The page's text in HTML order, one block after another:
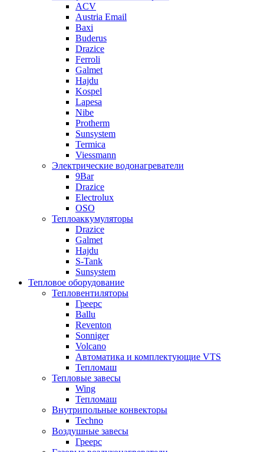
ACV
Austria Email
Baxi
Buderus
Drazice
Ferroli
Galmet
Hajdu
Kospel
Lapesa
Nibe
Protherm
Sunsystem
Termica
Viessmann
Электрические водонагреватели
9Bar
Drazice
Electrolux
OSO
Теплоаккумуляторы
Drazice
Galmet
Hajdu
S-Tank
Sunsystem
Тепловое оборудование
Тепловентиляторы
Греерс
Ballu
Reventon
Sonniger
Volcano
Автоматика и комплектующие VTS
Тепломаш
Тепловые завесы
Wing
Тепломаш
Внутрипольные конвекторы
Techno
Воздушные завесы
Греерс